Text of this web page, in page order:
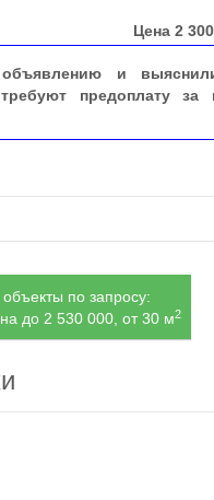
Цена2
и
предоплату за
по запросу:
до 2 530 000, от 30 м2